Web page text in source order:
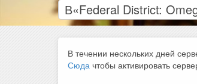
В«Federal District:
В течении нескольких дней
Сюда чтобы активировать